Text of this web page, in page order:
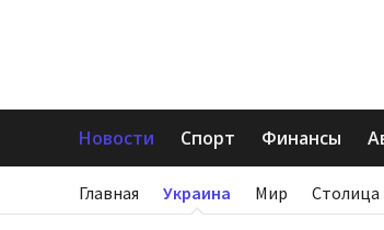
Новости Спорт Финансы
Главная Украина Мир Столица